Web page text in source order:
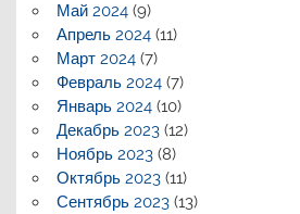
Май 2024(9)
Апрель 2024(11)
Март 2024(7)
Февраль 2024(7)
Январь 2024(10)
Декабрь 2023(12)
Ноябрь 2023(8)
Октябрь 2023(11)
Сентябрь 2023(13)